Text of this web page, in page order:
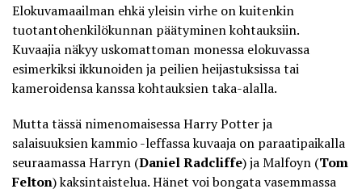
Elokuvamaailman ehkä yleisin virhe on kuitenkin
tuotantohenkilökunnan päätyminen kohtauksiin.
Kuvaajia näkyy uskomattoman monessa elokuvassa
esimerkiksi ikkunoiden ja peilien heijastuksissa tai
kameroidensa kanssa kohtauksien taka-alalla.
Mutta tässä nimenomaisessa Harry Potter ja
salaisuuksien kammio -leffassa kuvaaja on paraatipaikalla
seuraamassa Harryn (Daniel Radcliffe) ja Malfoyn (Tom
Felton) kaksintaistelua. Hänet voi bongata vasemmassa